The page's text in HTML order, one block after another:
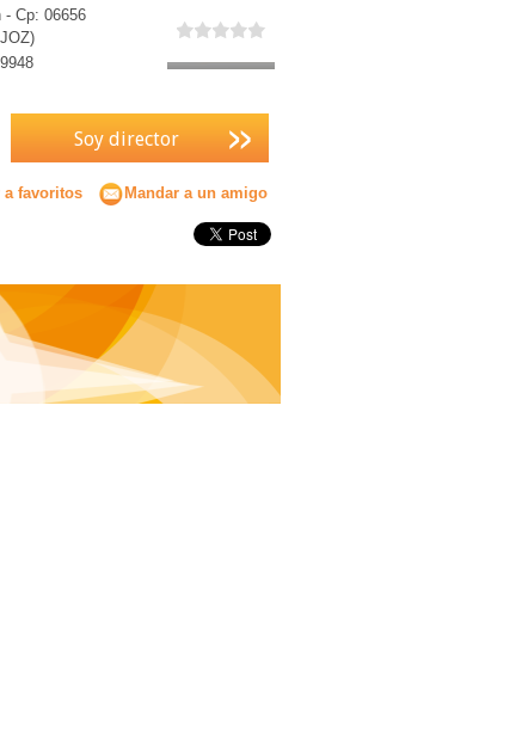
Acoso escolar
Profesores
Primaria
Cp: 06656
Soy director
favoritos Mandar a un amigo